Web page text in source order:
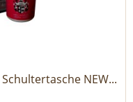
NEW...